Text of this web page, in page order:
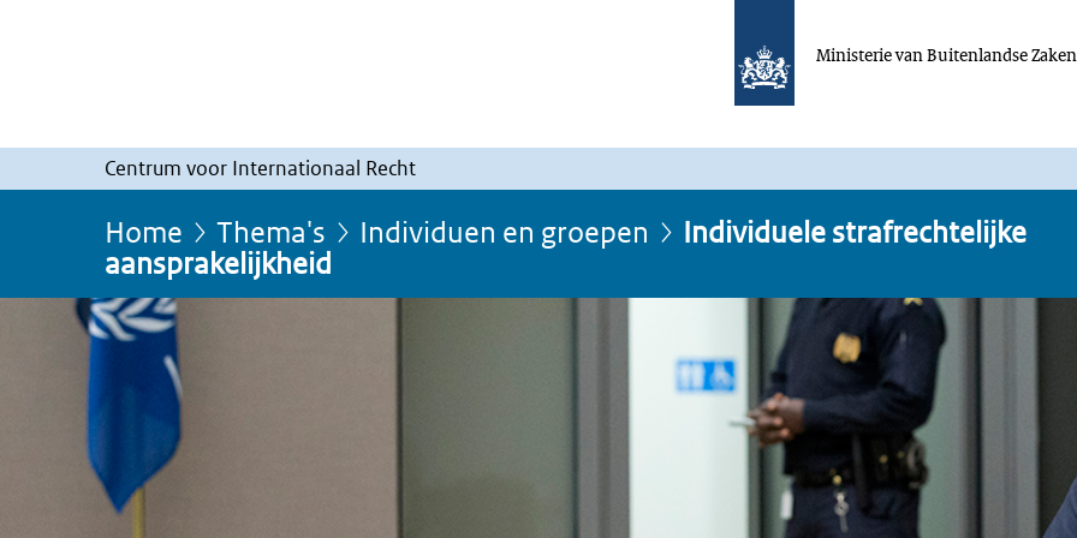
Ministerie van Buitenlandse Zaken
Centrum voor Internationaal Recht
Home Thema's Individuen en groepen
Individuele strafrechtelijke
aansprakelijkheid